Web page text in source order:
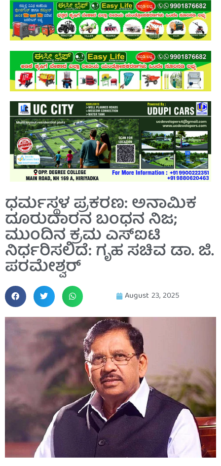
ಧರ್ಮಸ್ಥಳ ಪ್ರಕರಣ: ಅನಾಮಿಕ
ದೂರುದಾರನ ಬಂಧನ ನಿಜ;
ಮುಂದಿನ ಕ್ರಮ ಎಸ್‌ಐಟಿ
ನಿರ್ಧರಿಸಲಿದೆ: ಗೃಹ ಸಚಿವ ಡಾ. ಜಿ.
ಪರಮೇಶ್ವರ್
August 23, 2025